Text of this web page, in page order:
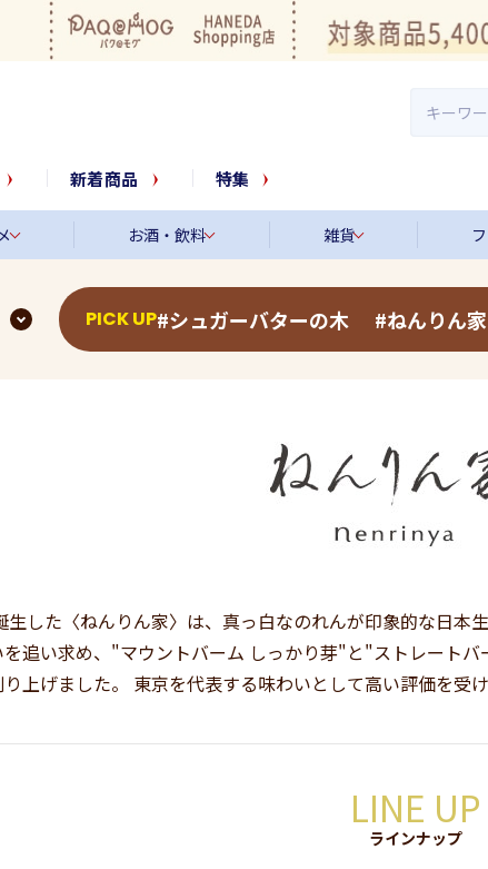
新着商品 特集
お酒・飲料 雑貨
PICK UP シュガーバターの木 ねんりん家
生した〈ねんりん家〉は、真っ白なのれんが印象的な日本
追い求め、"マウントバーム しっかり芽"と"ストレート
上げました。 東京を代表する味わいとして高い評価を受け
LINE UP
ラインナップ